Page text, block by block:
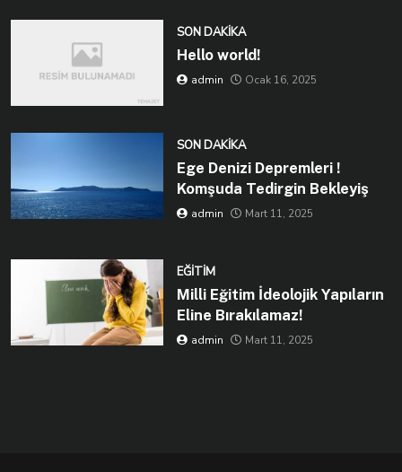
SON DAKIKA
Hello world!
admin Ocak 16, 2025
SON DAKIKA
Ege Denizi Depremleri !
Komşuda Tedirgin Bekleyiş
admin Mart 11, 2025
EĞITIM
Milli Eğitim İdeolojik Yapıların
Eline Bırakılamaz!
admin Mart 11, 2025